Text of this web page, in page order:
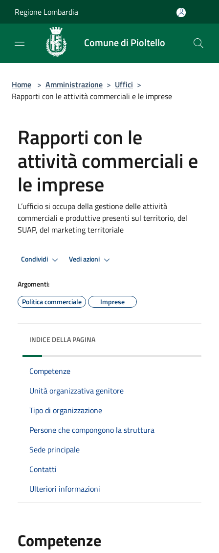
Regione Lombardia
Comune di Pioltello
Home > Amministrazione > Uffici >
Rapporti con le attività commerciali e le imprese
Rapporti con le
attività commerciali e
le imprese
L’ufficio si occupa della gestione delle attività
commerciali e produttive presenti sul territorio, del
SUAP, del marketing territoriale
Condividi Vedi azioni
Argomenti:
Politica commerciale
Imprese
INDICE DELLA PAGINA
Competenze
Unità organizzativa genitore
Tipo di organizzazione
Persone che compongono la struttura
Sede principale
Contatti
Ulteriori informazioni
Competenze